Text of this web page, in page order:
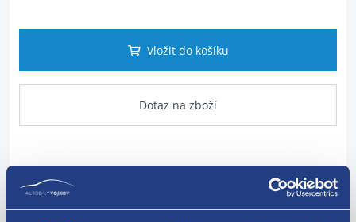
Vložit do košíku
Dotaz na zboží